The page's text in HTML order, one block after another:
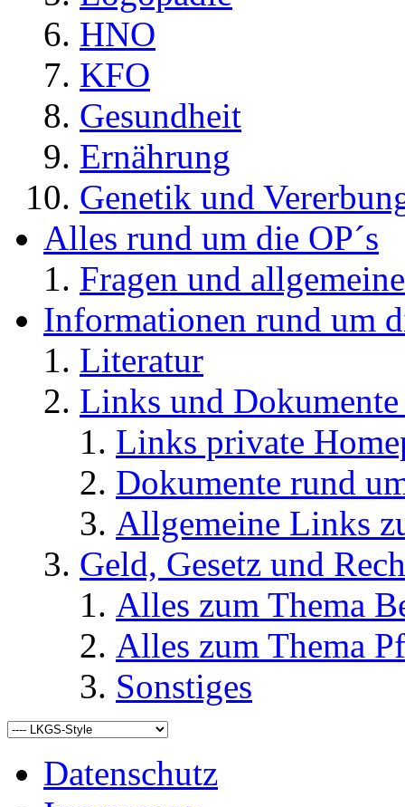
HNO
KFO
Gesundheit
Ernährung
Genetik und
Alles rund um die OP´s
Fragen und
Informationen rund um
Literatur
Links und
Links private
Dokumente rund
Allgemeine Links
Geld, Gesetz und
Alles zum Thema
Alles zum Thema
Sonstiges
Datenschutz